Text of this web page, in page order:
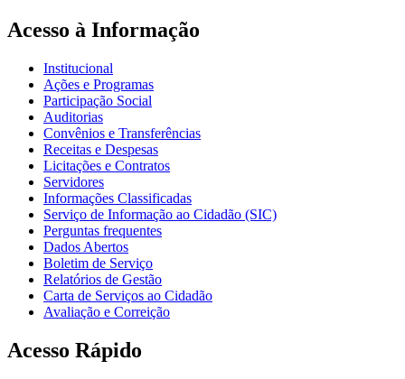
Acesso à Informação
Institucional
Ações e Programas
Participação Social
Auditorias
Convênios e Transferências
Receitas e Despesas
Licitações e Contratos
Servidores
Informações Classificadas
Serviço de Informação ao Cidadão (SIC)
Perguntas frequentes
Dados Abertos
Boletim de Serviço
Relatórios de Gestão
Carta de Serviços ao Cidadão
Avaliação e Correição
Acesso Rápido